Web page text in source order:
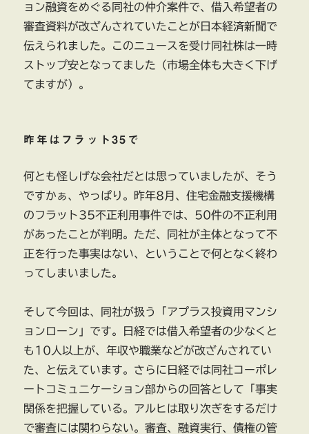
に
ョン融資をめぐる同社の仲介案件で、借入希望者の
審査資料が改ざんされていたことが日本経済新聞で
伝えられました。このニュースを受け同社株は一時
ストップ安となってました（市場全体も大きく下げ
てますが）。
昨年はフラット35で
何とも怪しげな会社だとは思っていましたが、そう
ですかぁ、やっぱり。昨年8月、住宅金融支援機構
のフラット35不正利用事件では、50件の不正利用
があったことが判明。ただ、同社が主体となって不
正を行った事実はない、ということで何となく終わ
ってしまいました。
そして今回は、同社が扱う「アプラス投資用マンシ
ョンローン」です。日経では借入希望者の少なくと
も10人以上が、年収や職業などが改ざんされてい
た、と伝えています。さらに日経では同社コーポレ
ートコミュニケーション部からの回答として「事実
関係を把握している。アルヒは取り次ぎをするだけ
で審査には関わらない。審査、融資実行、債権の管